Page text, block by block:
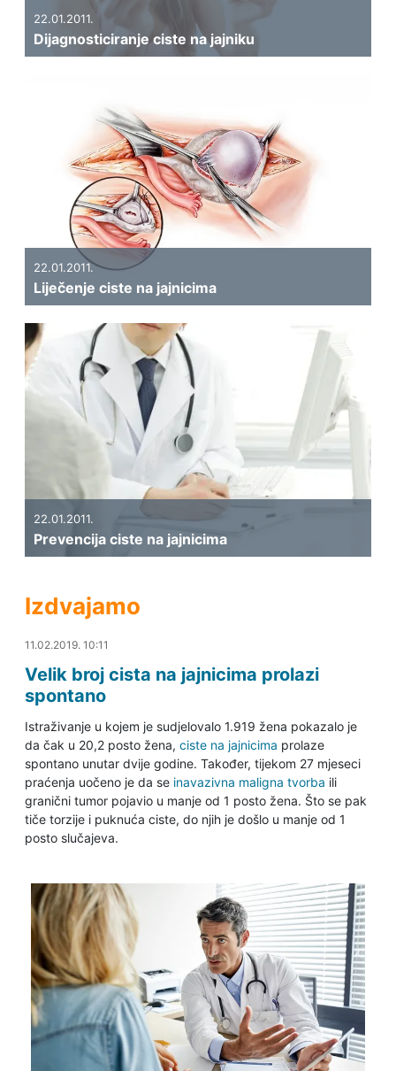
22.01.2011.
Dijagnosticiranje ciste na jajniku
22.01.2011.
Liječenje ciste na jajnicima
22.01.2011.
Prevencija ciste na jajnicima
Izdvajamo
11.02.2019. 10:37
11.02.2019. 10:11
Velik broj cista na jajnicima prolazi
spontano
Istraživanje u kojem je sudjelovalo 1.919 žena pokazalo je
da čak u 20,2 posto žena, ciste na jajnicima prolaze
spontano unutar dvije godine. Također, tijekom 27 mjeseci
praćenja uočeno je da se inavazivna maligna tvorba ili
granični tumor pojavio u manje od 1 posto žena. Što se pak
tiče torzije i puknuća ciste, do njih je došlo u manje od 1
posto slučajeva.